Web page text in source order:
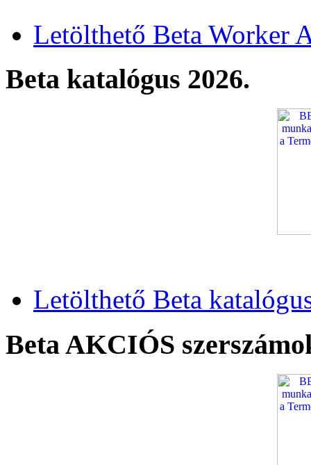
Letölthető Beta Worker
Beta katalógus 2026.
Letölthető Beta
Beta AKCIÓS